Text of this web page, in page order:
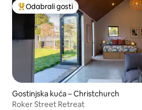
Među najviše rangiranima s oznakom
Odabrali gosti
Gostinjska kuća – Christchurch
Roker Street Retreat